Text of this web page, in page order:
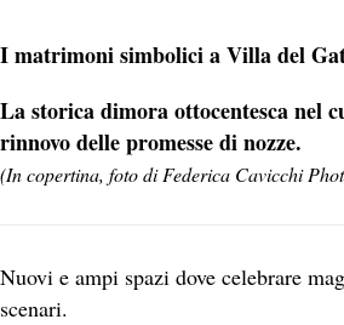
I matrimoni simbolici a Villa del
La storica dimora ottocentesca nel
rinnovo delle promesse di nozze.
(In copertina, foto di Federica Cavicchi
Nuovi e ampi spazi dove celebrare
scenari.